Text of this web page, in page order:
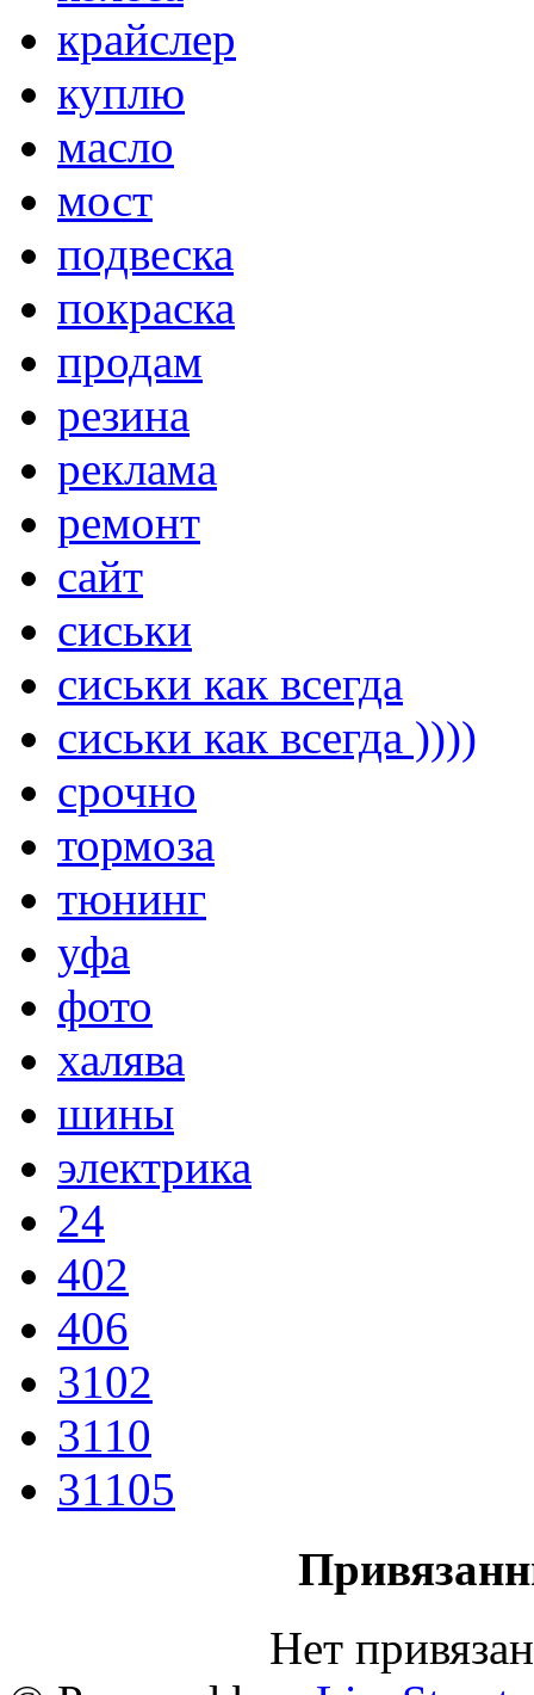
крайслер
куплю
масло
мост
подвеска
покраска
продам
резина
реклама
ремонт
сайт
сиськи
сиськи как всегда
сиськи как всегда ))))
срочно
тормоза
тюнинг
уфа
фото
халява
шины
электрика
24
402
406
3102
3110
31105
Нет